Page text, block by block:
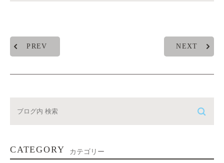
PREV NEXT
CATEGORY カテゴリー